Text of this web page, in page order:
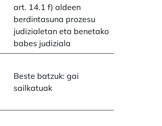
art. 14.1 f) aldeen
berdintasuna prozesu
judizialetan eta benetako
babes judiziala
Beste batzuk: gai
sailkatuak